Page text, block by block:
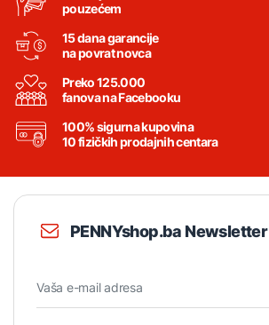
pouzećem
15 dana garancije
na povrat novca
Preko 125.000
fanova na Facebooku
100% sigurna kupovina
10 fizičkih prodajnih centara
PENNYshop.ba Newsletter